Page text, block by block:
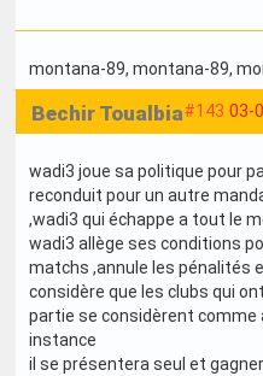
montana-89, montana-89,
#143 03-
Bechir Toualbia
wadi3 joue sa politique pour
reconduit pour un autre
,wadi3 qui échappe a tout le
wadi3 allège ses conditions
matchs ,annule les pénalités
considère que les clubs qui
partie se considèrent comme
instance
il se présentera seul et